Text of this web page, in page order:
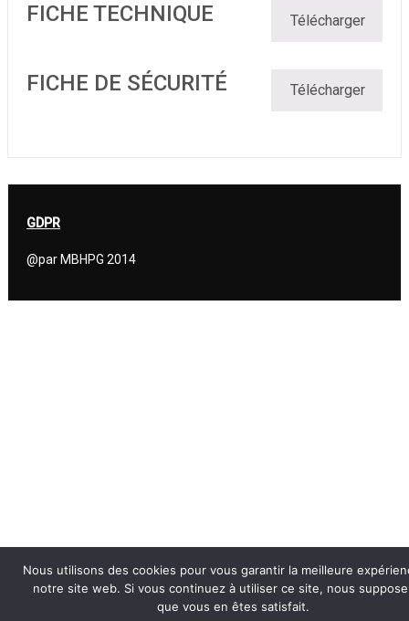
FICHE TECHNIQUE Télécharger
FICHE DE SÉCURITÉ Télécharger
GDPR
@par MBHPG 2014
Nous utilisons des cookies pour vous garantir la meilleure
notre site web. Si vous continuez à utiliser ce site, nous
que vous en êtes satisfait.